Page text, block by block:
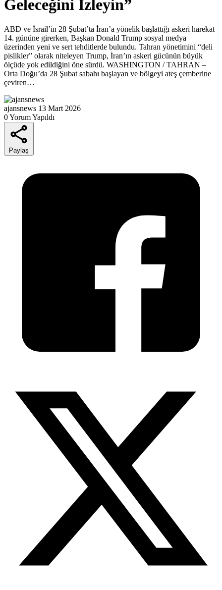
Geleceğini İzleyin”
ABD ve İsrail’in 28 Şubat’ta İran’a yönelik başlattığı askeri harekat
14. gününe girerken, Başkan Donald Trump sosyal medya
üzerinden yeni ve sert tehditlerde bulundu. Tahran yönetimini “deli
pislikler” olarak niteleyen Trump, İran’ın askeri gücünün büyük
ölçüde yok edildiğini öne sürdü. WASHINGTON / TAHRAN –
Orta Doğu’da 28 Şubat sabahı başlayan ve bölgeyi ateş çemberine
çeviren…
ajansnews 13 Mart 2026
0 Yorum Yapıldı
Paylaş